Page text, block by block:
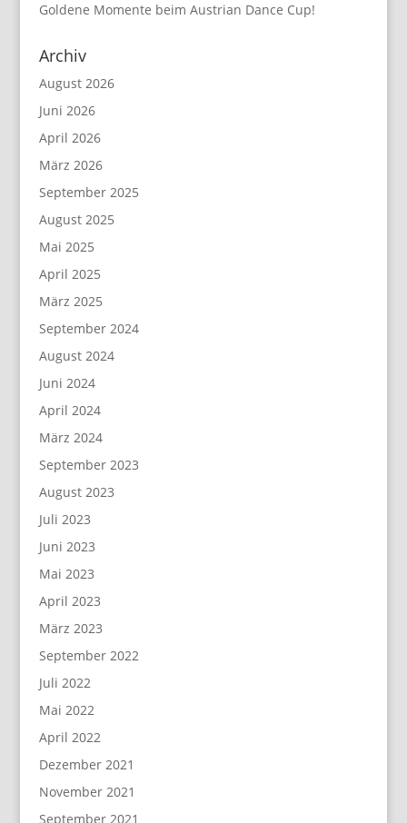
i
i
t
C
h
o
g
r
a
f
i
r
i
a
m
h
l
e
c
h
a
r
m
i
t
j
a
B
ö
h
n
d
M
i
c
l
e
H
o
f
a
n
Goldene Momente beim Austrian Dance Cup!
Archiv
August 2026
Juni 2026
April 2026
März 2026
September 2025
August 2025
Mai 2025
April 2025
März 2025
September 2024
August 2024
Juni 2024
April 2024
März 2024
September 2023
August 2023
Juli 2023
Juni 2023
Mai 2023
April 2023
März 2023
September 2022
Juli 2022
Mai 2022
April 2022
Dezember 2021
November 2021
September 2021